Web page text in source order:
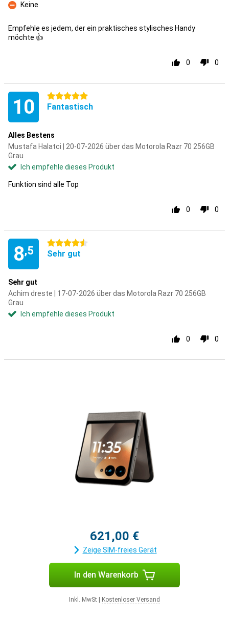
Kontra
Keine
Empfehle es jedem, der ein praktisches stylisches Handy
möchte 👍
0 0
10 5 Sterne
Fantastisch
Alles Bestens
Mustafa Halatci | 20-07-2026 über das Motorola Razr 70 256GB
Grau
Ich empfehle dieses Produkt
Funktion sind alle Top
0 0
8,5
4.5 Sterne
Sehr gut
Sehr gut
Achim dreste | 17-07-2026 über das Motorola Razr 70 256GB
Grau
Ich empfehle dieses Produkt
0 0
621,00 €
Zeige SIM-freies Gerät
In den Warenkorb
Inkl. MwSt Kostenloser Versand